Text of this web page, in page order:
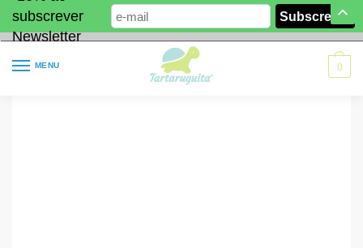
subscrever
Newsletter
MENU 0